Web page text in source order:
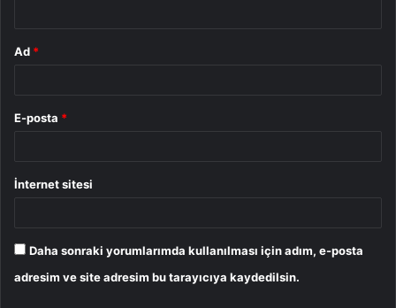
Ad *
E-posta *
İnternet sitesi
Daha sonraki yorumlarımda kullanılması için adım, e-posta
adresim ve site adresim bu tarayıcıya kaydedilsin.